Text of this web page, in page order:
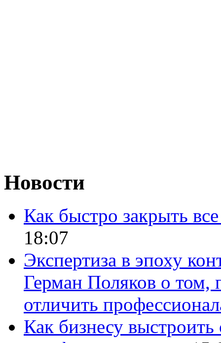
Новости
Как быстро закрыть
18:07
Экспертиза в эпоху
Герман Поляков о том,
отличить
Как бизнесу